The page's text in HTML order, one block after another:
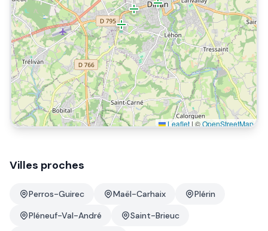
Leaflet | ©OpenStreetMap
Villes proches
Perros-Guirec Maël-Carhaix
Plérin
Pléneuf-Val-André
Saint-Brieuc